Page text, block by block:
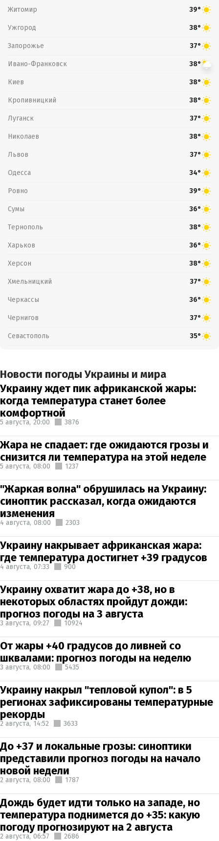
Житомир 39°
Ужгород 38°
Запорожье 37°
Ивано-Франковск 38°
Киев 38°
Кропивницкий 38°
Луганск 37°
Николаев 38°
Львов 37°
Одесса 34°
Ровно 39°
Сумы 36°
Тернополь 38°
Харьков 36°
Херсон 38°
Хмельницкий 37°
Черкассы 36°
Чернигов 37°
Севастополь 35°
Новости погоды Украины и мира
Украину ждет пик африканской жары:
когда температура станет более
комфортной
5 августа, 20:00 3876
Жара не спадает: где ожидаются грозы и
снизится ли температура на этой неделе
5 августа, 08:00 1237
"Жаркая волна" обрушилась на Украину:
синоптик рассказал, когда ожидаются
изменения
4 августа, 08:00 2303
Украину накрывает африканская жара:
где температура достигнет +39 градусов
4 августа, 07:33 900
Украину охватит жара до +38, но в
некоторых областях пройдут дожди:
прогноз погоды на 3 августа
3 августа, 09:27 10924
От жары +40 градусов до ливней со
шквалами: прогноз погоды на неделю
3 августа, 08:00 5435
Украину накрыл "тепловой купол": в 5
регионах зафиксированы температурные
рекорды
2 августа, 14:52 3633
До +37 и локальные грозы: синоптики
представили прогноз погоды на начало
новой недели
2 августа, 08:00 1787
Дождь будет идти только на западе, но
температура поднимется до +35: какую
погоду прогнозируют на 2 августа
2 августа, 06:57 2686